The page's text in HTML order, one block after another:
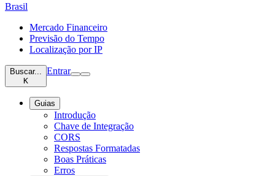
Brasil
Mercado Financeiro
Previsão do Tempo
Localização por IP
Buscar...
K
Entrar
Guias
Introdução
Chave de Integração
CORS
Respostas Formatadas
Boas Práticas
Erros